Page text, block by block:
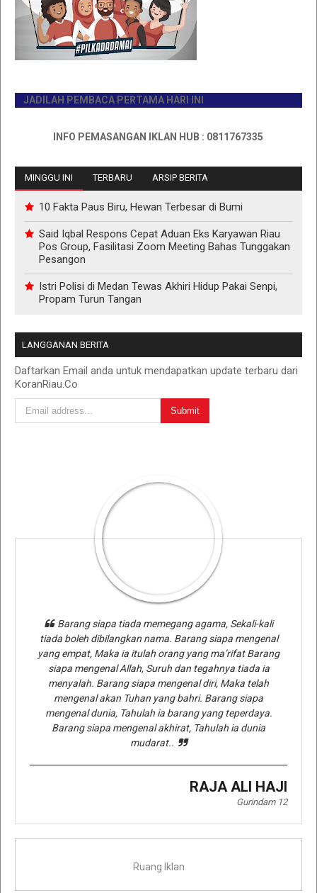
JADILAH PEMBACA PERTAMA HARI INI
INFO PEMASANGAN IKLAN HUB : 0811767335
MINGGU INI TERBARU ARSIP BERITA
10 Fakta Paus Biru, Hewan Terbesar di Bumi
Said Iqbal Respons Cepat Aduan Eks Karyawan Riau
Pos Group, Fasilitasi Zoom Meeting Bahas Tunggakan
Pesangon
Istri Polisi di Medan Tewas Akhiri Hidup Pakai Senpi,
Propam Turun Tangan
LANGGANAN BERITA
Daftarkan Email anda untuk mendapatkan update terbaru dari
KoranRiau.Co
Barang siapa tiada memegang agama, Sekali-kali
tiada boleh dibilangkan nama. Barang siapa mengenal
yang empat, Maka ia itulah orang yang ma’rifat Barang
siapa mengenal Allah, Suruh dan tegahnya tiada ia
menyalah. Barang siapa mengenal diri, Maka telah
mengenal akan Tuhan yang bahri. Barang siapa
mengenal dunia, Tahulah ia barang yang teperdaya.
Barang siapa mengenal akhirat, Tahulah ia dunia
mudarat..
RAJA ALI HAJI
Gurindam 12
Ruang Iklan